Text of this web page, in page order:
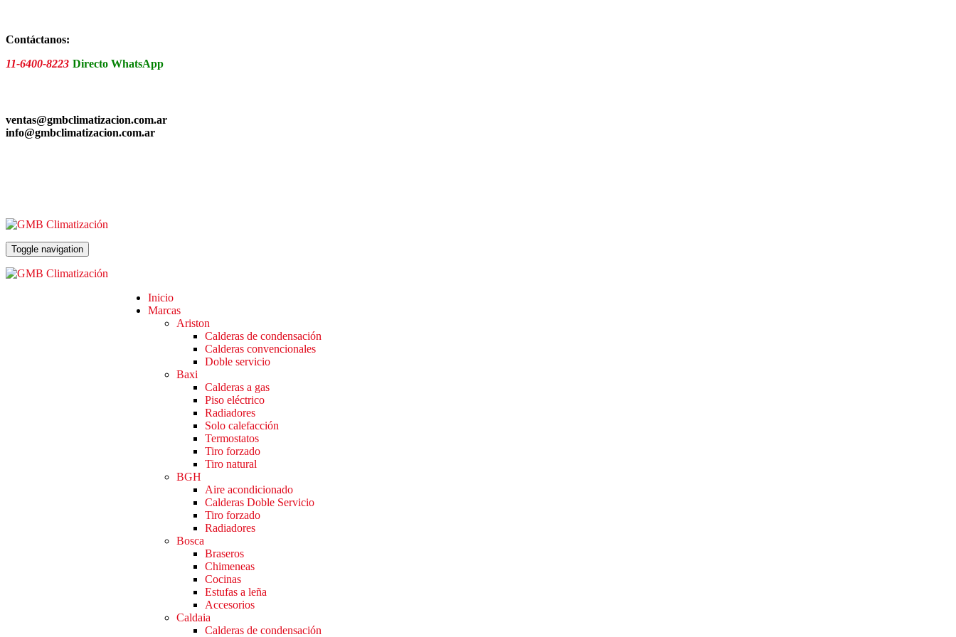
the
Contáctanos:
11-6400-8223 Directo WhatsApp
ventas@gmbclimatizacion.com.ar
info@gmbclimatizacion.com.ar
Toggle navigation
Inicio
Marcas
Ariston
Calderas de condensación
Calderas convencionales
Doble servicio
Baxi
Calderas a gas
Piso eléctrico
Radiadores
Solo calefacción
Termostatos
Tiro forzado
Tiro natural
BGH
Aire acondicionado
Calderas Doble Servicio
Tiro forzado
Radiadores
Bosca
Braseros
Chimeneas
Cocinas
Estufas a leña
Accesorios
Caldaia
Calderas de condensación